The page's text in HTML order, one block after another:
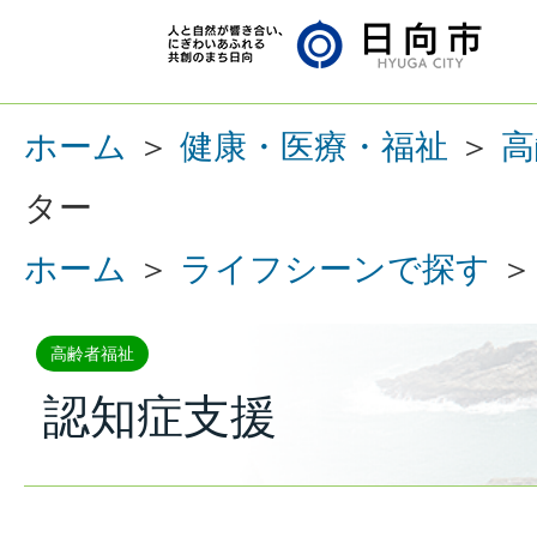
ホーム ＞ 健康・医療・福祉 ＞
ター
ホーム
＞ ライフシーンで探す
高齢者福祉
認知症支援